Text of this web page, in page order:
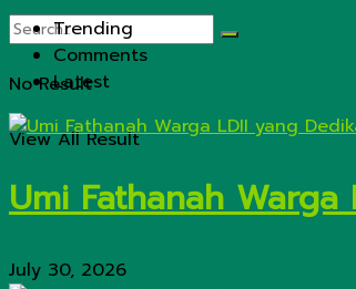
No Result
View All Result
Trending
Comments
Latest
Umi Fathanah
July 30, 2026